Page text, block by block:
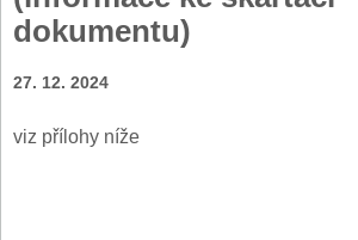
dokumentu)
27. 12. 2024
viz přílohy níže